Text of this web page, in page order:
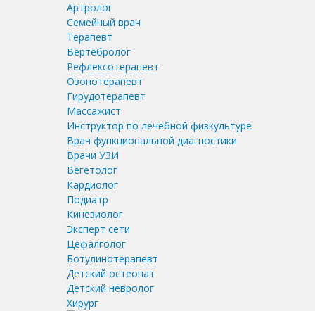
Артролог
Семейный врач
Терапевт
Вертебролог
Рефлексотерапевт
Озонотерапевт
Гирудотерапевт
Массажист
Инструктор по лечебной физкультуре
Врач функциональной диагностики
Врачи УЗИ
Вегетолог
Кардиолог
Подиатр
Кинезиолог
Эксперт сети
Цефалголог
Ботулинотерапевт
Детский остеопат
Детский невролог
Хирург